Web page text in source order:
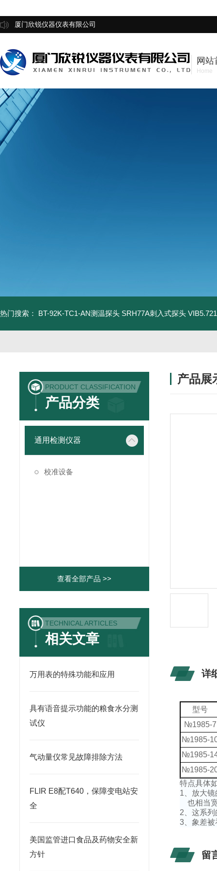
厦门欣锐仪器仪表有限公司
网站
Home
热门搜索： BT-92K-TC1-AN测温探头 SRH77A刺入式探头
PRODUCT CLASSIFICATION
产品分类
通用检测仪器
校准设备
查看全部产品 >>
TECHNICAL ARTICLES
相关文章
万用表的特殊功能和应用
具有语音提示功能的粮食水分测
试仪
气动量仪常见故障排除方法
FLIR E8配T640，保障变电站安
全
美国监管进口食品及药物安全新
方针
产品展
详
型号
№1985-7
№1985-
№1985-
№1985-
特点具体
1 、放大
也相当
2 、这系
3 、象差
留